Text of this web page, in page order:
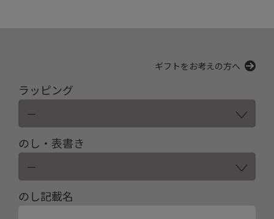
ギフトをお考えの方へ
ラッピング
のし・表書き
のし記載名